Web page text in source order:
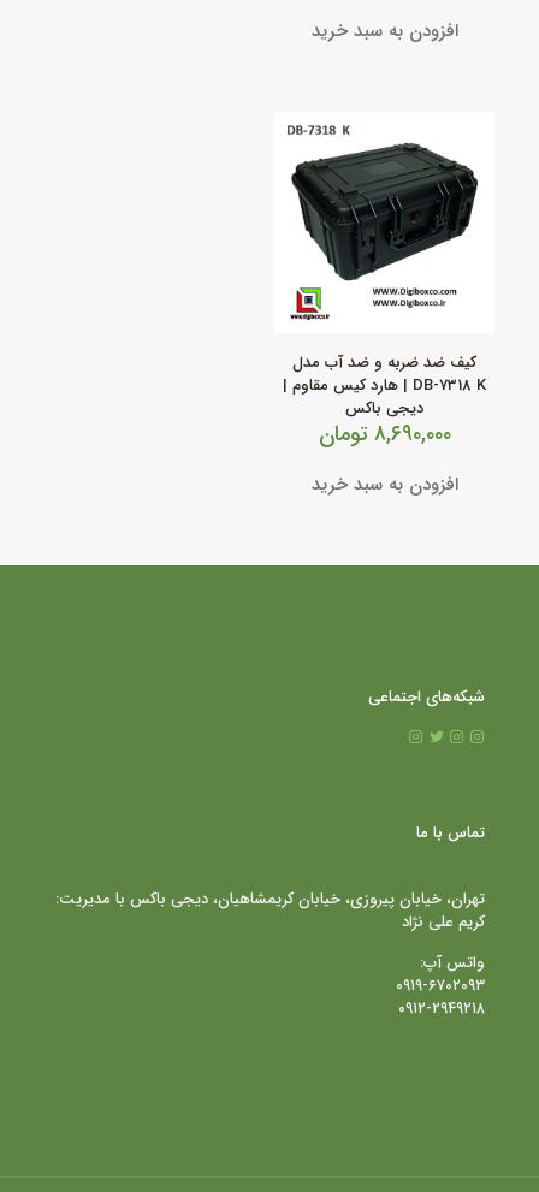
افزودن به سبد خرید
کیف ضد ضربه و ضد آب مدل
DB‑7318 K | هارد کیس مقاوم |
دیجی باکس
۸,۶۹۰,۰۰۰ تومان
افزودن به سبد خرید
شبکه‌های اجتماعی
تماس با ما
تهران، خیابان پیروزی، خیابان کریمشاهیان، دیجی باکس با مدیریت:
کریم علی نژاد
واتس آپ:
۰۹۱۹-۶۷۰۲۰۹۳
۰۹۱۲-۲۹۴۹۲۱۸